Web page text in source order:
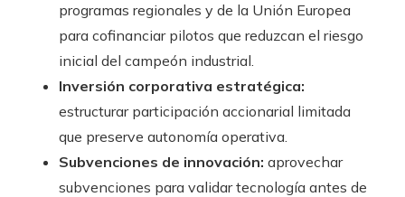
programas regionales y de la Unión Europea
para cofinanciar pilotos que reduzcan el riesgo
inicial del campeón industrial.
Inversión corporativa estratégica:
estructurar participación accionarial limitada
que preserve autonomía operativa.
Subvenciones de innovación: aprovechar
subvenciones para validar tecnología antes de